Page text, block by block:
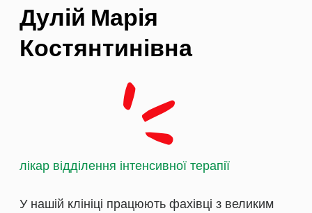
Дулій Марія
Костянтинівна
лікар відділення інтенсивної терапії
У нашій клініці працюють фахівці з великим